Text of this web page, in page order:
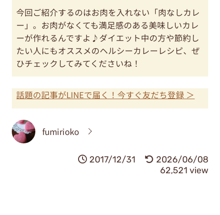
今回ご紹介するのはお肉を入れない「肉なしカレ
ー」。お肉がなくても満足感のある美味しいカレ
ーが作れるんですよ♪ダイエット中の方や節約し
たい人にもオススメのヘルシーカレーレシピ、ぜ
ひチェックしてみてくださいね！
話題の記事がLINEで届く！今すぐ友だち登録 ＞
fumirioko
2017/12/31
2026/06/08
62,521 view